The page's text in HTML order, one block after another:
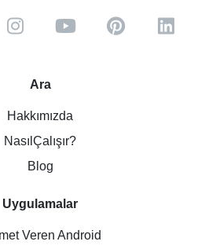
Ara
Hakkımızda
NasılÇalışır?
Blog
Uygulamalar
Veren Android